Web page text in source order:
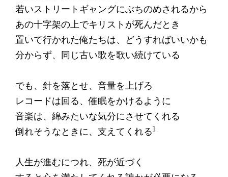
若いストリートギャングにぶちのめされるから
あの十字架の上でキリストが死んだとき
置いて行かれた俺たちは、どうすればいいかも
分からず、同じ古い歌を歌い続けている
でも、針を落とせ、音量を上げろ
レコードは回る、催眠をかけるように
音楽は、綿みたいな気分にさせてくれる
倒れそうなときに、支えてくれる1
人生が進むにつれ、死が近づく